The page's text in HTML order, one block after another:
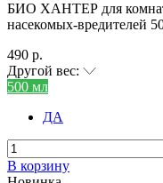
БИО ХАНТЕР для
насекомых-вредителей
490 р.
Другой вес:
500 мл
ДА
В корзину